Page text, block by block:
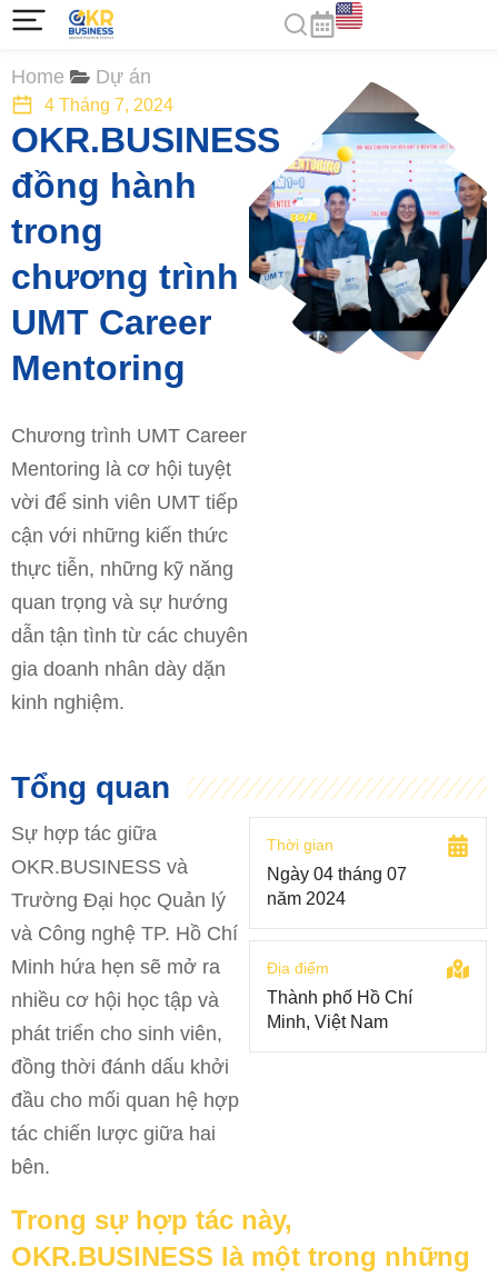
You are here:
Home Dự án
4 Tháng 7, 2024
OKR.BUSINESS
đồng hành
trong
chương trình
UMT Career
Mentoring
Chương trình UMT Career
Mentoring là cơ hội tuyệt
vời để sinh viên UMT tiếp
cận với những kiến thức
thực tiễn, những kỹ năng
quan trọng và sự hướng
dẫn tận tình từ các chuyên
gia doanh nhân dày dặn
kinh nghiệm.
Tổng quan
Sự hợp tác giữa
OKR.BUSINESS và
Trường Đại học Quản lý
và Công nghệ TP. Hồ Chí
Minh hứa hẹn sẽ mở ra
nhiều cơ hội học tập và
phát triển cho sinh viên,
đồng thời đánh dấu khởi
đầu cho mối quan hệ hợp
tác chiến lược giữa hai
bên.
Thời gian
Ngày 04 tháng 07
năm 2024
Địa điểm
Thành phố Hồ Chí
Minh, Việt Nam
Trong sự hợp tác này,
OKR.BUSINESS là một trong những